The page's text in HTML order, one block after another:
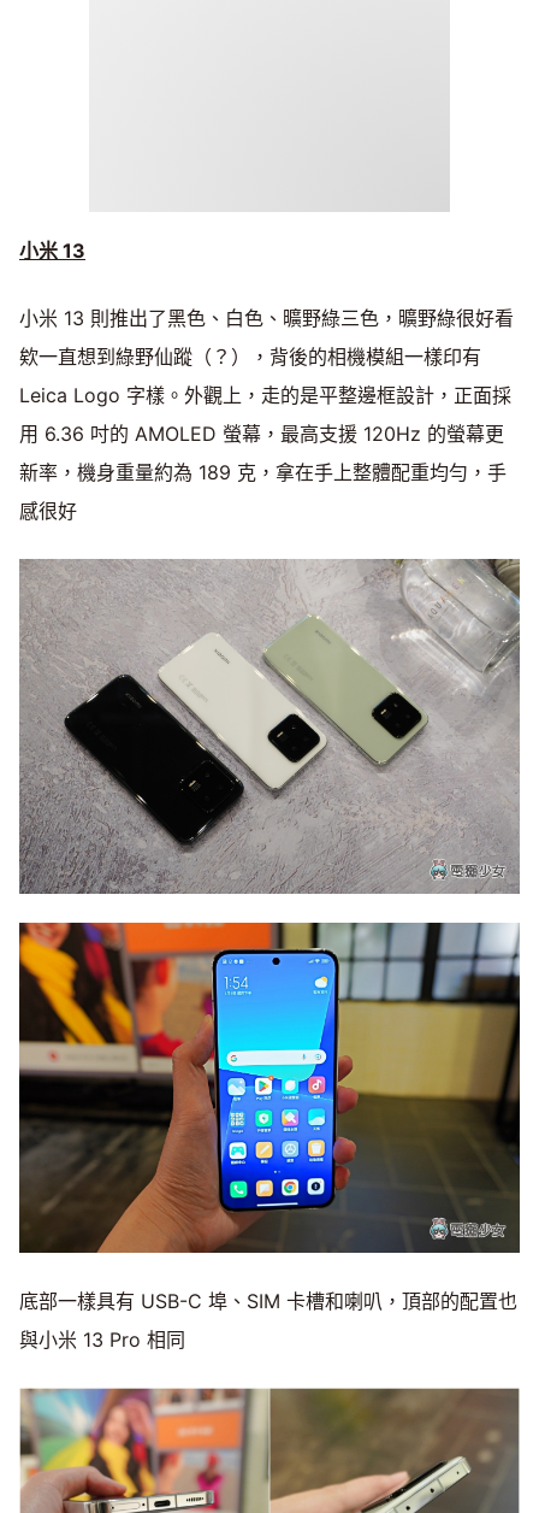
小米 13
小米 13 則推出了黑色、白色、曠野綠三色，曠野綠很好看
欸一直想到綠野仙蹤（？），背後的相機模組一樣印有
Leica Logo 字樣。外觀上，走的是平整邊框設計，正面採
用 6.36 吋的 AMOLED 螢幕，最高支援 120Hz 的螢幕更
新率，機身重量約為 189 克，拿在手上整體配重均勻，手
感很好
底部一樣具有 USB-C 埠、SIM 卡槽和喇叭，頂部的配置也
與小米 13 Pro 相同